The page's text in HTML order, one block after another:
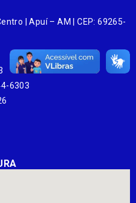
| Apuí – AM | CEP: 69265-
6303